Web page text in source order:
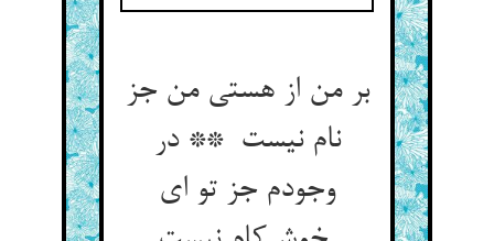
بر من از هستی من جز
نام نیست ** در
وجودم جز تو ای